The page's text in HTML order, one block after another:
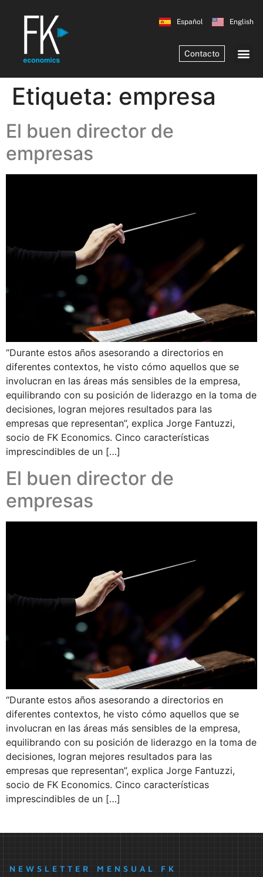
Español English
Contacto
Etiqueta: empresa
El buen director de
empresas
“Durante estos años asesorando a directorios en
diferentes contextos, he visto cómo aquellos que se
involucran en las áreas más sensibles de la empresa,
equilibrando con su posición de liderazgo en la toma de
decisiones, logran mejores resultados para las
empresas que representan”, explica Jorge Fantuzzi,
socio de FK Economics. Cinco características
imprescindibles de un […]
El buen director de
empresas
“Durante estos años asesorando a directorios en
diferentes contextos, he visto cómo aquellos que se
involucran en las áreas más sensibles de la empresa,
equilibrando con su posición de liderazgo en la toma de
decisiones, logran mejores resultados para las
empresas que representan”, explica Jorge Fantuzzi,
socio de FK Economics. Cinco características
imprescindibles de un […]
NEWSLETTER MENSUAL FK